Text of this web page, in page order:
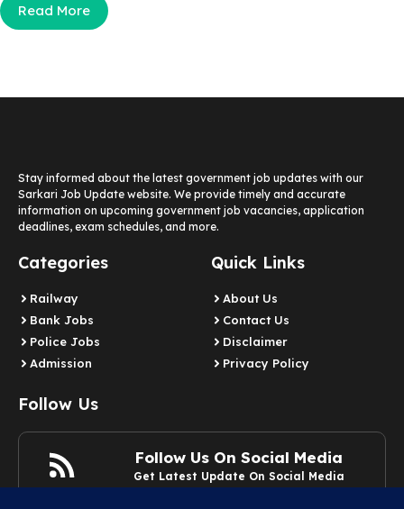
Read More
Stay informed about the latest government job updates with our
Sarkari Job Update website. We provide timely and accurate
information on upcoming government job vacancies, application
deadlines, exam schedules, and more.
Categories
Railway
Bank Jobs
Police Jobs
Admission
Quick Links
About Us
Contact Us
Disclaimer
Privacy Policy
Follow Us
Follow Us On Social Media
Get Latest Update On Social Media